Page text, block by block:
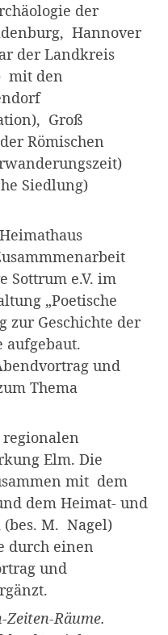
der
Hannover
der Landkreis
mit den
Groß
Römischen
Siedlung)
e.V. im
„Poetische
zur Geschichte der
aufgebaut.
und
Thema
Elm. Die
mit dem
dem Heimat- und
(bes. M. Nagel)
durch einen
und
Zeiten-Räume.